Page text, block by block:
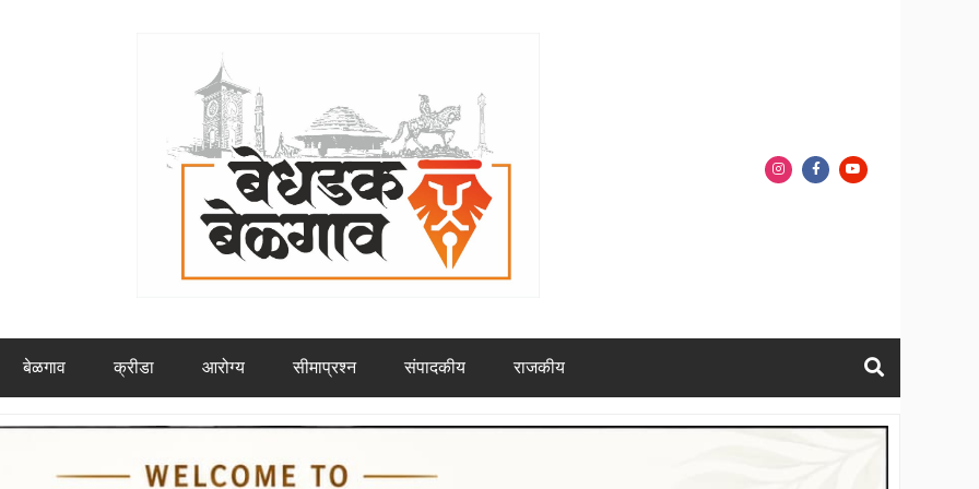
बेळगाव क्रीडा आरोग्य सीमाप्रश्न संपादकीय राजकीय